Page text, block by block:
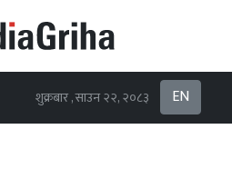
शुक्रबार , साउन २२, २०८३ EN